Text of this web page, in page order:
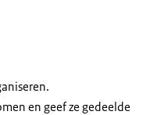
en geef ze gedeelde